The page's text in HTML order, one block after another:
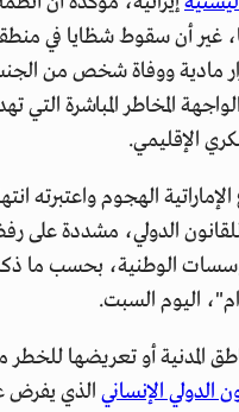
غير أن سقوط شظايا في
مادية ووفاة شخص من
المخاطر المباشرة التي
الإقليمي.
الهجوم واعتبرته
الدولي، مشددة على
الوطنية، بحسب ما
اليوم السبت.
المدنية أو تعريضها للخطر
الدولي الإنساني الذي يفرض